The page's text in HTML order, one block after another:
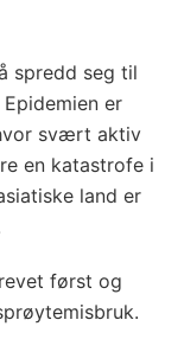
spredd seg til
er
svært aktiv
en katastrofe i
land er
først og